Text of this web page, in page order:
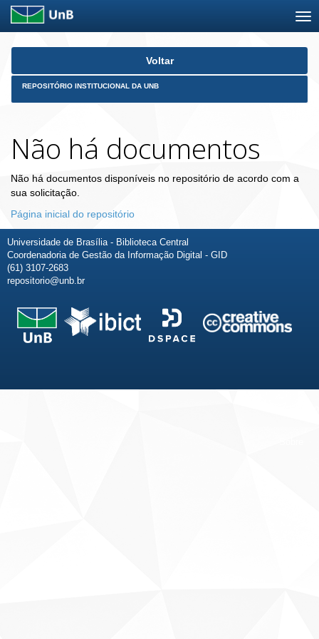
Skip
Voltar
REPOSITÓRIO INSTITUCIONAL DA UNB
Não há documentos
Não há documentos disponíveis no repositório de acordo com a
sua solicitação.
Página inicial do repositório
Universidade de Brasília - Biblioteca Central
Coordenadoria de Gestão da Informação Digital - GID
(61) 3107-2683
repositorio@unb.br